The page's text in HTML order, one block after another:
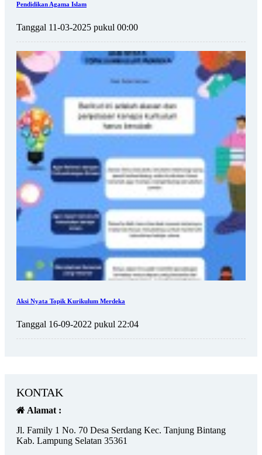
Pendidikan Agama Islam
Tanggal 11-03-2025 pukul 00:00
Aksi Nyata Topik Kurikulum Merdeka
Tanggal 16-09-2022 pukul 22:04
KONTAK
Alamat :
Jl. Family 1 No. 70 Desa Serdang Kec. Tanjung Bintang
Kab. Lampung Selatan 35361